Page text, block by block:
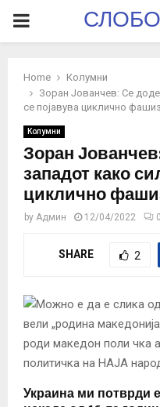
PRIMARY
Home
Колумни
Зоран Јованчев: Се
се појавува циклично
Колумни
Зоран
западот како
циклично
by Админ 12/04/2022 0
SHARE 2
Украина ми потврди